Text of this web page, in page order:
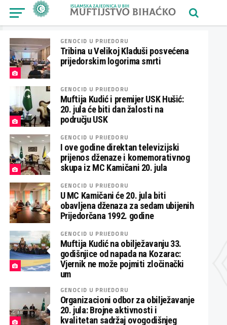
GENOCID U PRIJEDORU
Tribina u Velikoj Kladuši posvećena
prijedorskim logorima smrti
GENOCID U PRIJEDORU
Muftija Kudić i premijer USK Hušić:
20. jula će biti dan žalosti na
području USK
GENOCID U PRIJEDORU
I ove godine direktan televizijski
prijenos dženaze i komemorativnog
skupa iz MC Kamičani 20. jula
GENOCID U PRIJEDORU
U MC Kamičani će 20. jula biti
obavljena dženaza za sedam ubijenih
Prijedorčana 1992. godine
GENOCID U PRIJEDORU
Muftija Kudić na obilježavanju 33.
godišnjice od napada na Kozarac:
Vjernik ne može pojmiti zločinački
um
GENOCID U PRIJEDORU
Organizacioni odbor za obilježavanje
20. jula: Brojne aktivnosti i
kvalitetan sadržaj ovogodišnjeg